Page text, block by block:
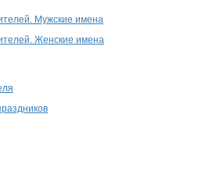
Мужские имена
Женские имена